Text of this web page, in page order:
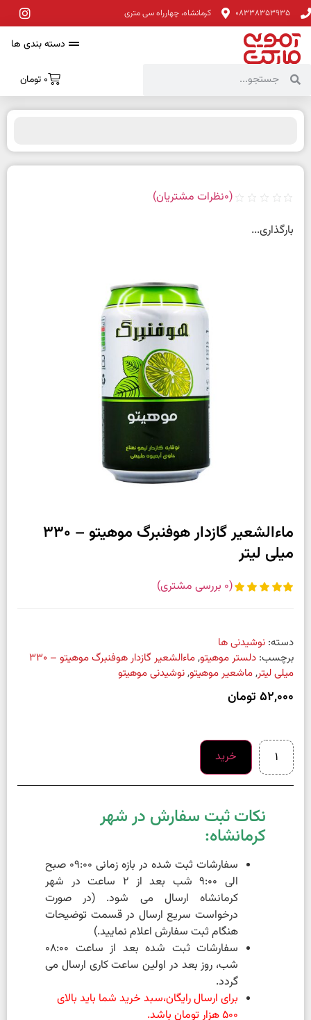
08338353935 کرمانشاه، چهارراه سی متری
دسته بندی ها
0 تومان
(
0نظرات مشتریان)
بارگذاری...
ماءالشعیر گازدار هوفنبرگ موهیتو – 330
میلی لیتر
(
0 بررسی مشتری)
دسته: نوشیدنی ها
برچسب: دلستر موهیتو,
ماءالشعیر گازدار هوفنبرگ موهیتو – 330
میلی لیتر,ماشعیر موهیتو,نوشیدنی موهیتو
52,000 تومان
خرید
نکات ثبت سفارش در شهر
کرمانشاه:
سفارشات ثبت شده در بازه زمانی 09:00 صبح
الی 9:00 شب بعد از 2 ساعت در شهر
کرمانشاه ارسال می شود. (در صورت
درخواست سریع ارسال در قسمت توضیحات
هنگام ثبت سفارش اعلام نمایید.)
سفارشات ثبت شده بعد از ساعت 08:00
شب، روز بعد در اولین ساعت کاری ارسال می
گردد.
برای ارسال رایگان،سبد خرید شما باید بالای
500 هزار تومان باشد.